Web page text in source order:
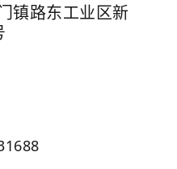
镇路东工业区新